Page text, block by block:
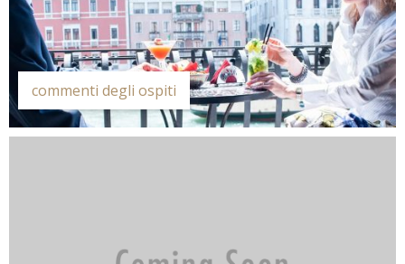
commenti degli ospiti